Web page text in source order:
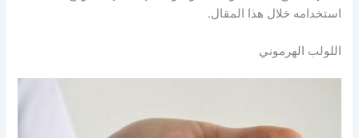
استخدامه خلال هذا المقال.
اللولب الهرموني